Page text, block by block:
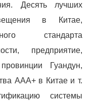
Десять лучших
в Китае,
стандарта
предприятие,
Гуандун,
AAA+ в Китае и т.
системы